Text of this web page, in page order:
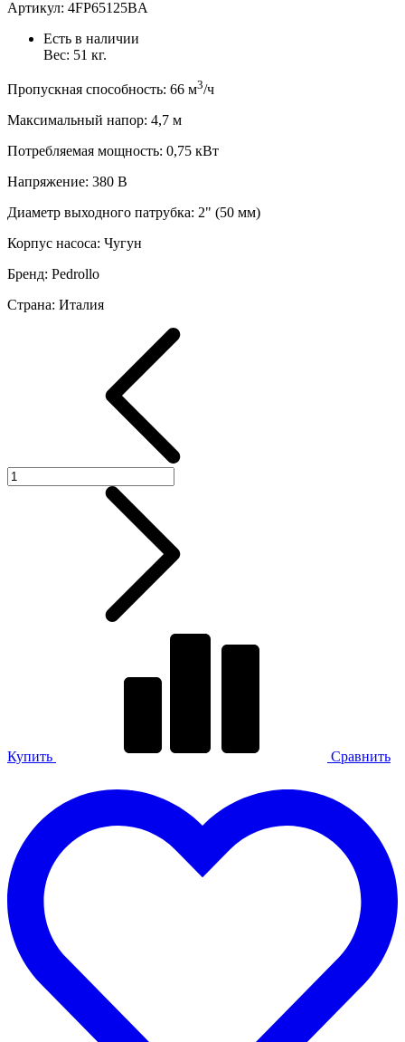
Артикул: 4FP65125BA
Есть в наличии
Вес: 51 кг.
Пропускная способность: 66 м3/ч
Максимальный напор: 4,7 м
Потребляемая мощность: 0,75 кВт
Напряжение: 380 В
Диаметр выходного патрубка: 2" (50 мм)
Корпус насоса: Чугун
Бренд: Pedrollo
Страна: Италия
Купить Сравнить